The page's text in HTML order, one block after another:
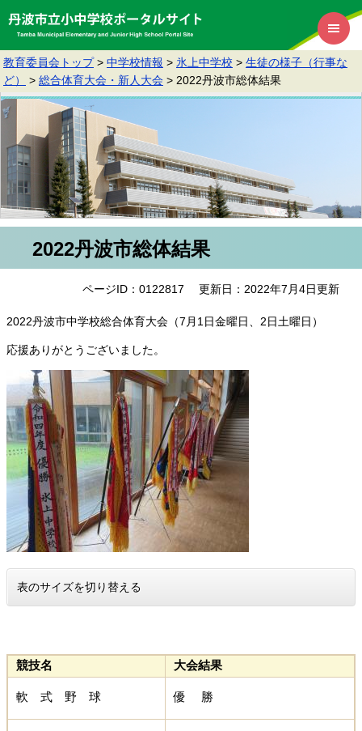
教育委員会トップ > 中学校情報 > 氷上中学校 > 生徒の様子（行事な
ど）
> 総合体育大会・新人大会 > 2022丹波市総体結果
2022丹波市総体結果
ページID：0122817 更新日：2022年7月4日更新
2022丹波市中学校総合体育大会（7月1日金曜日、2日土曜日）
応援ありがとうございました。
表のサイズを切り替える
競技名 大会結果
軟 式 野 球 優 勝